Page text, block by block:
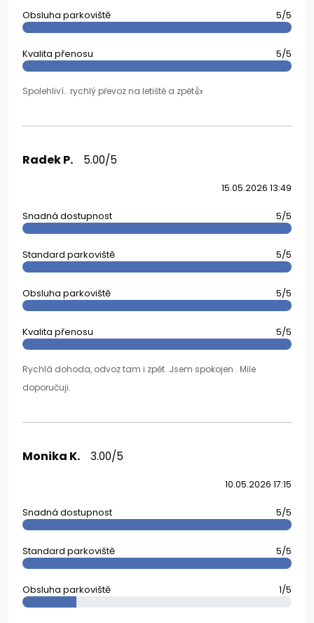
Obsluha parkoviště 5/5
Kvalita přenosu 5/5
Spolehliví.. rychlý převoz na letiště a zpět👍
Radek P. 5.00/5
15.05.2026 13:49
Snadná dostupnost 5/5
Standard parkoviště 5/5
Obsluha parkoviště 5/5
Kvalita přenosu 5/5
Rychlá dohoda, odvoz tam i zpět. Jsem spokojen . Mile
doporučuji.
Monika K. 3.00/5
10.05.2026 17:15
Snadná dostupnost 5/5
Standard parkoviště 5/5
Obsluha parkoviště 1/5